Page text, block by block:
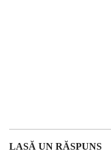
LASĂ UN RĂSPUNS